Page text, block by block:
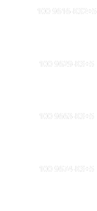
100 9616-KS2+5
100 9629-KS+5
100 9663-KS+5
100 9674-KS+5